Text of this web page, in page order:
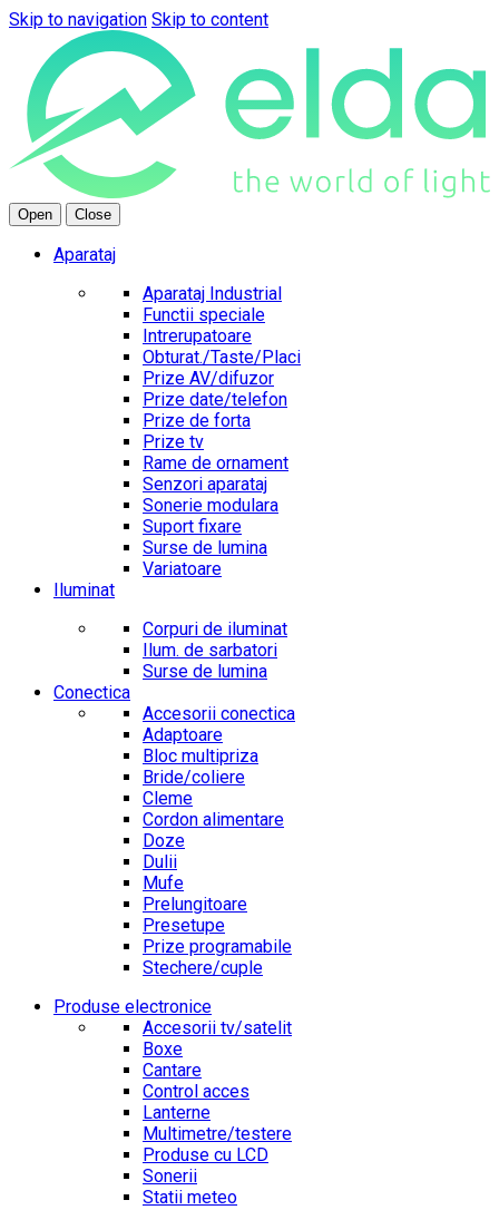
Skip to navigation Skip to content
Open Close
Aparataj
Aparataj Industrial
Functii speciale
Intrerupatoare
Obturat./Taste/Placi
Prize AV/difuzor
Prize date/telefon
Prize de forta
Prize tv
Rame de ornament
Senzori aparataj
Sonerie modulara
Suport fixare
Surse de lumina
Variatoare
Iluminat
Corpuri de iluminat
Ilum. de sarbatori
Surse de lumina
Conectica
Accesorii conectica
Adaptoare
Bloc multipriza
Bride/coliere
Cleme
Cordon alimentare
Doze
Dulii
Mufe
Prelungitoare
Presetupe
Prize programabile
Stechere/cuple
Produse electronice
Accesorii tv/satelit
Boxe
Cantare
Control acces
Lanterne
Multimetre/testere
Produse cu LCD
Sonerii
Statii meteo